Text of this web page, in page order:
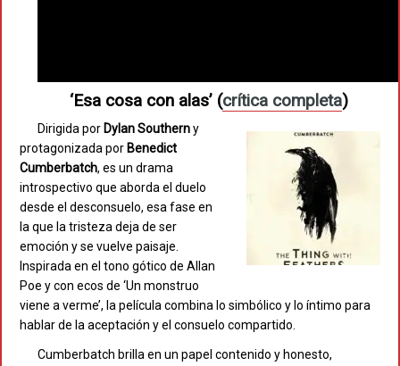
‘Esa cosa con alas’ (crítica completa)
Dirigida por Dylan Southerny
protagonizada por Benedict
Cumberbatch, es un drama
introspectivo que aborda el duelo
desde el desconsuelo, esa fase en
la que la tristeza deja de ser
emoción y se vuelve paisaje.
Inspirada en el tono gótico de Allan
Poe y con ecos de ‘Un monstruo
viene a verme’, la película combina lo simbólico y lo íntimo para
hablar de la aceptación y el consuelo compartido.
Cumberbatch brilla en un papel contenido y honesto,